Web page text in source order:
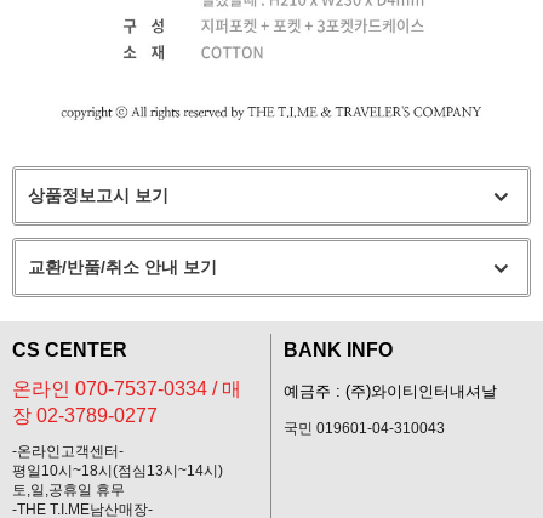
상품정보고시 보기
교환/반품/취소 안내 보기
CS CENTER
온라인 070-7537-0334 / 매
장 02-3789-0277
-온라인고객센터-
평일10시~18시(점심13시~14시)
토,일,공휴일 휴무
-THE T.I.ME남산매장-
BANK INFO
예금주 : (주)와이티인터내셔날
국민 019601-04-310043